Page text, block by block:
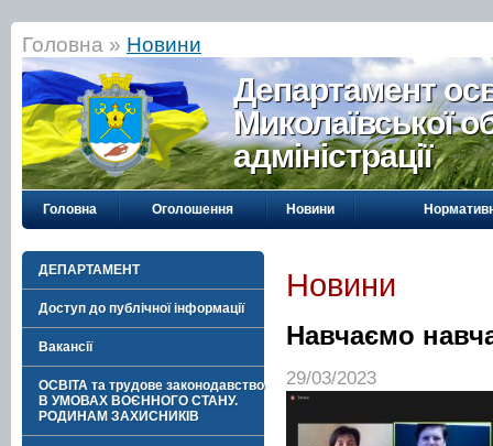
Головна » Новини
Департамент
Миколаївської
адміністрації
Головна Оголошення Новини
ДЕПАРТАМЕНТ
Доступ до публічної інформації
Вакансії
ОСВІТА та трудове законодавство
В УМОВАХ ВОЄННОГО СТАНУ.
РОДИНАМ ЗАХИСНИКІВ
Новини
Навчаємо
29/03/2023